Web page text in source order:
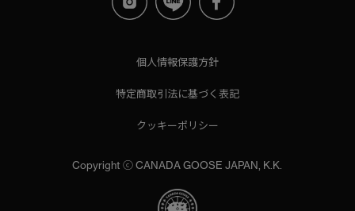
個人情報保護方針
特定商取引法に基づく表記
クッキーポリシー
Copyright ⓒ CANADA GOOSE JAPAN, K.K.